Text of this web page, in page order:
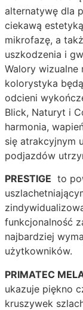
alternatywę dla
ciekawą
mikrofazę, a
uszkodzenia i
Walory wizualne
kolorystyka
odcieni
Blick, Naturyt i
harmonia,
się atrakcyjnym
podjazdów
PRESTIGE to
funkcjonalność
najbardziej
użytkowników.
PRIMATEC
ukazuje piękno
kruszywek